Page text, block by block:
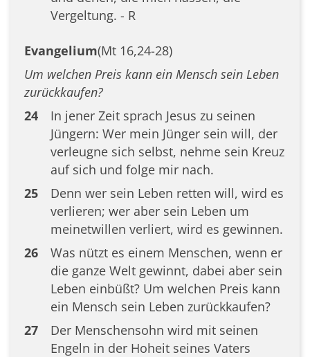
Vergeltung. - R
Evangelium(Mt 16,24-28)
Um welchen Preis kann ein Mensch sein Leben
zurückkaufen?
24
In jener Zeit sprach Jesus zu seinen
Jüngern: Wer mein Jünger sein will, der
verleugne sich selbst, nehme sein Kreuz
auf sich und folge mir nach.
25
Denn wer sein Leben retten will, wird es
verlieren; wer aber sein Leben um
meinetwillen verliert, wird es gewinnen.
26
Was nützt es einem Menschen, wenn er
die ganze Welt gewinnt, dabei aber sein
Leben einbüßt? Um welchen Preis kann
ein Mensch sein Leben zurückkaufen?
27
Der Menschensohn wird mit seinen
Engeln in der Hoheit seines Vaters